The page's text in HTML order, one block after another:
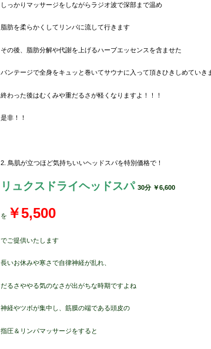
しっかりマッサージをしながらラジオ波で深部まで温め
脂肪を柔らかくしてリンパに流して行きます
その後、脂肪分解や代謝を上げるハーブエッセンスを含ませた
バンテージで全身をキュッと巻いてサウナに入って頂きひきしめていき
終わった後はむくみや重だるさが軽くなりますよ！！！
是非！！
2. 鳥肌が立つほど気持ちいいヘッドスパを特別価格で！
リュクスドライヘッドスパ 30分 ￥6,600
を ￥5,500
でご提供いたします
長いお休みや寒さで自律神経が乱れ、
だるさややる気のなさが出がちな時期ですよね
神経やツボが集中し、筋膜の端である頭皮の
指圧＆リンパマッサージをすると